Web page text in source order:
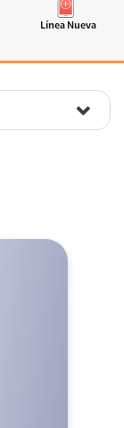
Línea Nueva